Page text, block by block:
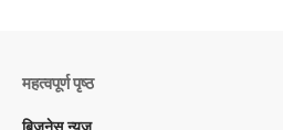
महत्वपूर्ण पृष्ठ
बिजनेस न्यूज़